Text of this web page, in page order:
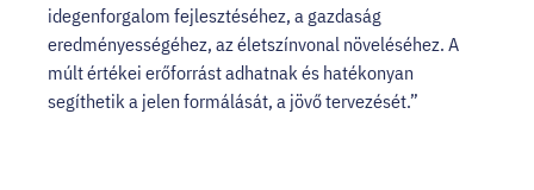
idegenforgalom fejlesztéséhez, a gazdaság
eredményességéhez, az életszínvonal növeléséhez. A
múlt értékei erőforrást adhatnak és hatékonyan
segíthetik a jelen formálását, a jövő tervezését.”